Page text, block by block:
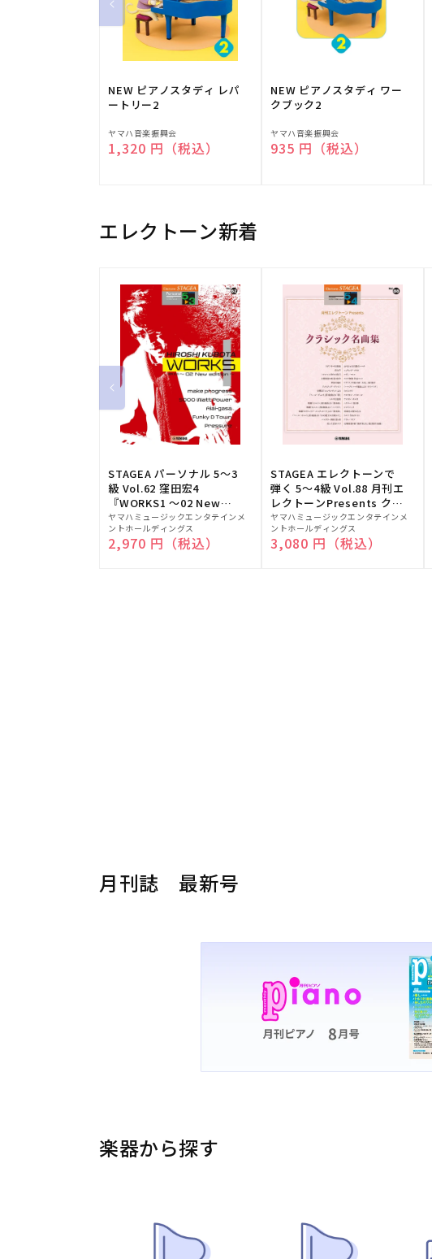
NEW ピアノスタディ レパ
ートリー2
販
売
ヤマハ音楽振興会
通常価格
1,320 円（税込）
NEW ピアノスタディ ワー
クブック2
販
売
ヤマハ音楽振興会
通常価格
935 円（税込）
エレクトーン新着
STAGEA パーソナル 5～3
級 Vol.62 窪田宏4
『WORKS1 ～02 New
edition～』
販
売
元:
ヤマハミュージックエンタテインメ
ントホールディングス
通常価格
2,970 円（税込）
STAGEA エレクトーンで
弾く 5～4級 Vol.88 月刊エ
レクトーンPresents クラ
シック名曲集
販
売
元:
ヤマハミュージックエンタテインメ
ントホールディングス
通常価格
3,080 円（税込）
月刊誌 最新号
楽器から探す